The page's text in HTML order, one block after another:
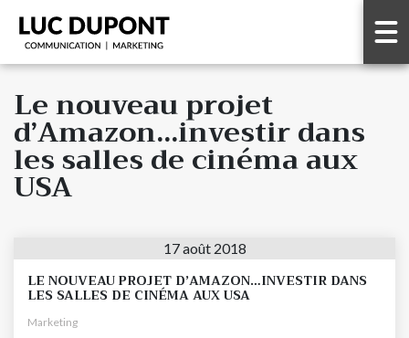
Le nouveau projet
d’Amazon…investir dans
les salles de cinéma aux
USA
17 août 2018
LE NOUVEAU PROJET D’AMAZON…INVESTIR DANS
LES SALLES DE CINÉMA AUX USA
Marketing